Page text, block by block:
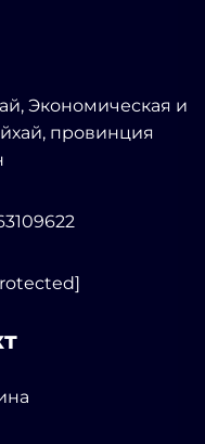
Экономическая и
провинция